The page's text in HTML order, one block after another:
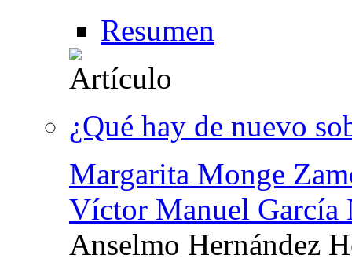
Resumen
¿Qué hay de nuevo
Margarita Monge
Víctor Manuel García
Anselmo Hernández